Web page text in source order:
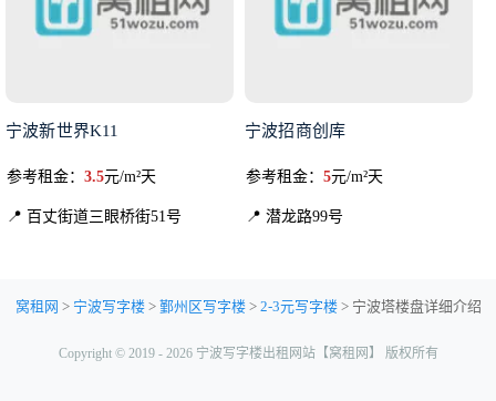
宁波新世界K11
参考租金： 3.5元/m²天
📍 百丈街道三眼桥街51号
宁波招商创库
参考租金：5元/m²天
📍 潜龙路99号
窝租网 > 宁波写字楼> 鄞州区写字楼> 2-3元写字楼> 宁波塔楼盘详细介绍
Copyright © 2019 - 2026 宁波写字楼出租网站【窝租网】 版权所有